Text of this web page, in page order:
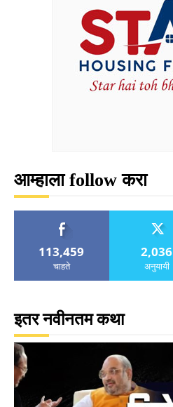
आम्हाला follow करा
113,459
चाहते
2,036
अनुयायी
इतर नवीनतम कथा